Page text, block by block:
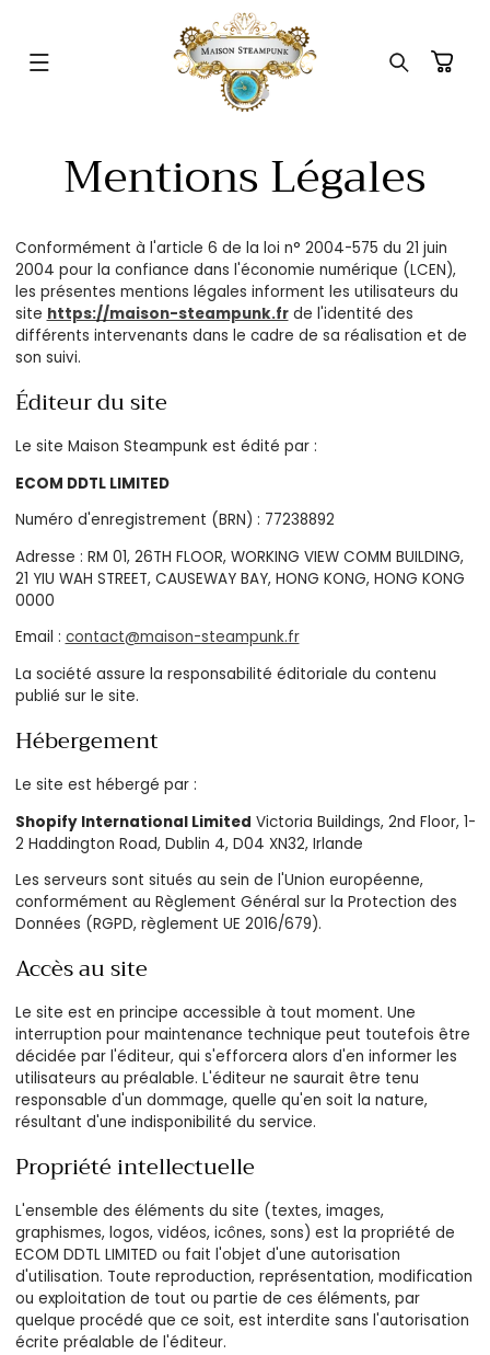
CONTENU
Panier
Mentions Légales
Conformément à l'article 6 de la loi n° 2004-575 du 21 juin
2004 pour la confiance dans l'économie numérique (LCEN),
les présentes mentions légales informent les utilisateurs du
site https://maison-steampunk.frde l'identité des
différents intervenants dans le cadre de sa réalisation et de
son suivi.
Éditeur du site
Le site Maison Steampunk est édité par :
ECOM DDTL LIMITED
Numéro d'enregistrement (BRN) : 77238892
Adresse : RM 01, 26TH FLOOR, WORKING VIEW COMM BUILDING,
21 YIU WAH STREET, CAUSEWAY BAY, HONG KONG, HONG KONG
0000
Email : contact@maison-steampunk.fr
La société assure la responsabilité éditoriale du contenu
publié sur le site.
Hébergement
Le site est hébergé par :
Shopify International Limited Victoria Buildings, 2nd Floor, 1-
2 Haddington Road, Dublin 4, D04 XN32, Irlande
Les serveurs sont situés au sein de l'Union européenne,
conformément au Règlement Général sur la Protection des
Données (RGPD, règlement UE 2016/679).
Accès au site
Le site est en principe accessible à tout moment. Une
interruption pour maintenance technique peut toutefois être
décidée par l'éditeur, qui s'efforcera alors d'en informer les
utilisateurs au préalable. L'éditeur ne saurait être tenu
responsable d'un dommage, quelle qu'en soit la nature,
résultant d'une indisponibilité du service.
Propriété intellectuelle
L'ensemble des éléments du site (textes, images,
graphismes, logos, vidéos, icônes, sons) est la propriété de
ECOM DDTL LIMITED ou fait l'objet d'une autorisation
d'utilisation. Toute reproduction, représentation, modification
ou exploitation de tout ou partie de ces éléments, par
quelque procédé que ce soit, est interdite sans l'autorisation
écrite préalable de l'éditeur.